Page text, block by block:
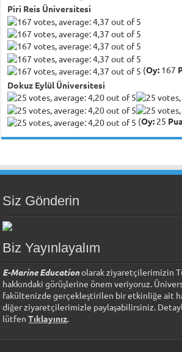
Piri Reis Üniversitesi
(Oy: 167
Dokuz Eylül Üniversitesi
(Oy: 25
Siz Gönderin
Biz Yayınlayalım
E-Marine Educationolarak ziyaretçilerimizin
hakkındaki görüşlerine önem veriyoruz.
fakültenizde gerçekleştirilen bir etkinliğe ait
diğer ziyaretçilerimizle paylaşabilirsiniz.
lütfenTıklayınız.